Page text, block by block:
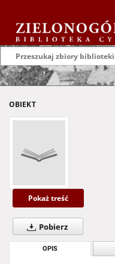
OBIEKT
Pokaż treść
Pobierz
OPIS